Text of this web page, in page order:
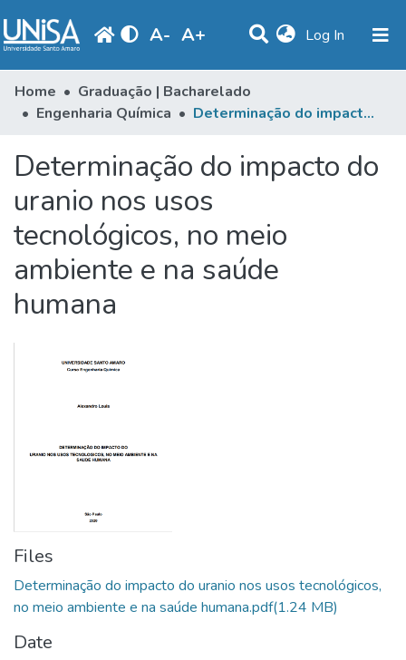
A- A+ Log In (current)
Communities & Collections
Statistics
Browse
Produção Docente
Library
Periodicals
Home
Graduação | Bacharelado
Engenharia Química
Determinação do impacto do uranio nos usos tecnológicos, no meio ambiente e na saúde humana
Determinação do impacto do
uranio nos usos
tecnológicos, no meio
ambiente e na saúde
humana
Files
Determinação do impacto do uranio nos usos tecnológicos,
no meio ambiente e na saúde humana.pdf(1.24 MB)
Date